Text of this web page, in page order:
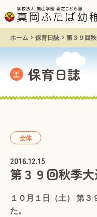
ホーム 保育日誌 第３９回
保育日誌
全体
2016.12.15
第３９回秋季
１０月１日（土） 第
た。